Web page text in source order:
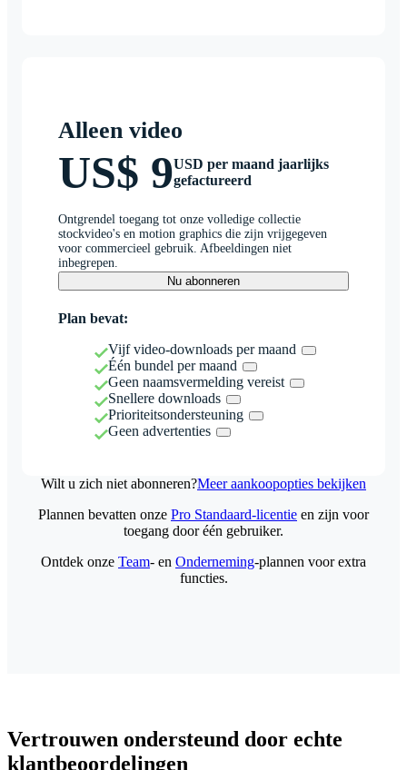
Alleen video
US$ 9USD per maand jaarlijks
gefactureerd
Ontgrendel toegang tot onze volledige collectie
stockvideo's en motion graphics die zijn vrijgegeven
voor commercieel gebruik. Afbeeldingen niet
inbegrepen.
Nu abonneren
Plan bevat:
Vijf video-downloads per maand
Één bundel per maand
Geen naamsvermelding vereist
Snellere downloads
Prioriteitsondersteuning
Geen advertenties
Wilt u zich niet abonneren?Meer aankoopopties bekijken
Plannen bevatten onze Pro Standaard-licentie en zijn voor
toegang door één gebruiker.
Ontdek onze Team- en Onderneming-plannen voor extra
functies.
Vertrouwen ondersteund door echte
klantbeoordelingen